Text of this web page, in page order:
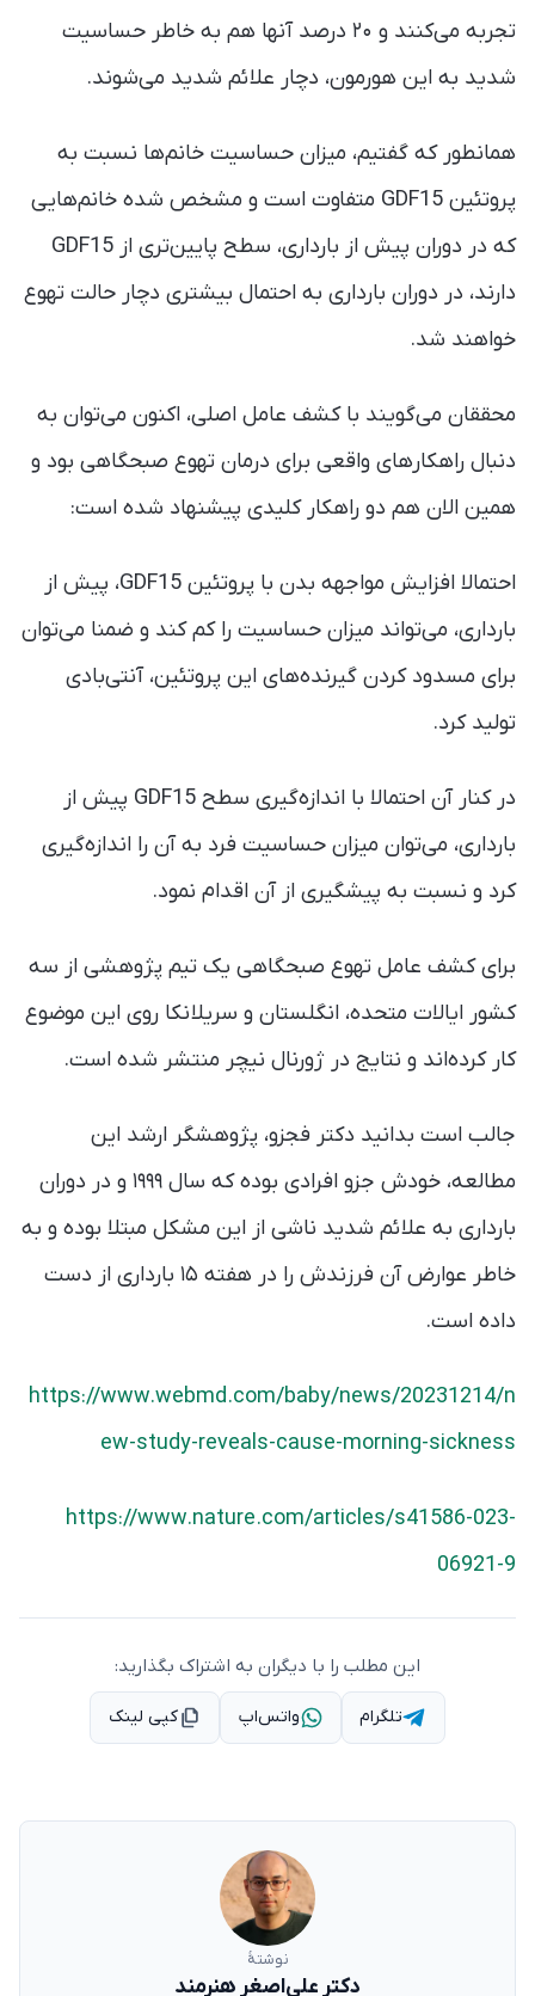
تجربه می‌کنند و ۲۰ درصد آنها هم به خاطر حساسیت
شدید به این هورمون، دچار علائم شدید می‌شوند.
همانطور که گفتیم،‌ میزان حساسیت خانم‌ها نسبت به
پروتئین GDF15 متفاوت است و مشخص شده خانم‌هایی
که در دوران پیش از بارداری، سطح پایین‌تری از GDF15
دارند، در دوران بارداری به احتمال بیشتری دچار حالت تهوع
خواهند شد.
محققان می‌گویند با کشف عامل اصلی، اکنون می‌توان به
دنبال راهکارهای واقعی برای درمان تهوع صبحگاهی بود و
همین الان هم دو راهکار کلیدی پیشنهاد شده است:
احتمالا افزایش مواجهه بدن با پروتئین GDF15، پیش از
بارداری، می‌تواند میزان حساسیت را کم کند و ضمنا می‌توان
برای مسدود کردن گیرنده‌های این پروتئین، آنتی‌بادی
تولید کرد.
در کنار آن احتمالا با اندازه‌گیری سطح GDF15 پیش از
بارداری، می‌توان میزان حساسیت فرد به آن را اندازه‌گیری
کرد و نسبت به پیشگیری از آن اقدام نمود.
برای کشف عامل تهوع صبحگاهی یک تیم پژوهشی از سه
کشور ایالات متحده، انگلستان و سریلانکا روی این موضوع
کار کرده‌اند و نتایج در ژورنال نیچر منتشر شده است.
جالب است بدانید دکتر فجزو، پژوهشگر ارشد این
مطالعه، خودش جزو افرادی بوده که سال ۱۹۹۹ و در دوران
بارداری به علائم شدید ناشی از این مشکل مبتلا بوده و به
خاطر عوارض آن فرزندش را در هفته ۱۵ بارداری از دست
داده است.
https://www.webmd.com/baby/news/20231214/n
ew-study-reveals-cause-morning-sickness
https://www.nature.com/articles/s41586-023-
06921-9
این مطلب را با دیگران به اشتراک بگذارید:
تلگرام واتس‌اپ کپی لینک
نوشتهٔ
دکتر علی‌اصغر هنرمند